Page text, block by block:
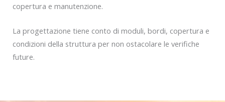
copertura e manutenzione.
La progettazione tiene conto di moduli, bordi, copertura e
condizioni della struttura per non ostacolare le verifiche
future.